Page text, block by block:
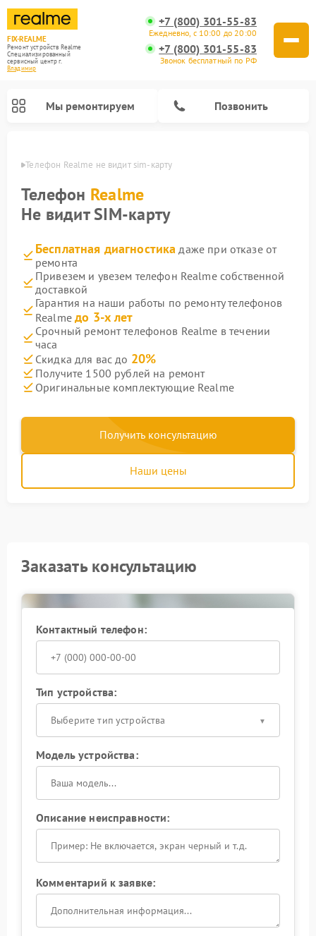
FIX-REALME
Ремонт устройств Realme
Специализированный
cервисный центр г.
Владимир
+7 (800) 301-55-83
Ежедневно, с 10:00 до 20:00
+7 (800) 301-55-83
Звонок бесплатный по РФ
Мы ремонтируем Позвонить
Телефон Realme не видит sim-карту
Телефон Realme
Не видит SIM-карту
Бесплатная диагностика даже при отказе от
ремонта
Привезем и увезем телефон Realme собственной
доставкой
Гарантия на наши работы по ремонту телефонов
Realmeдо 3-х лет
Срочный ремонт телефонов Realme в течении
часа
Скидка для вас до 20%
Получите 1500 рублей на ремонт
Оригинальные комплектующие Realme
Получить консультацию
Наши цены
Заказать консультацию
Контактный телефон:
Тип устройства:
Выберите тип устройства
Модель устройства:
Описание неисправности:
Комментарий к заявке: